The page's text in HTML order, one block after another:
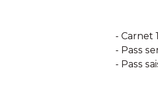
- Carnet
- Pass
- Pass